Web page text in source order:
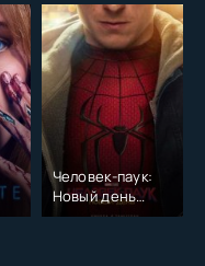
Человек-паук:
Новый день
(2026)